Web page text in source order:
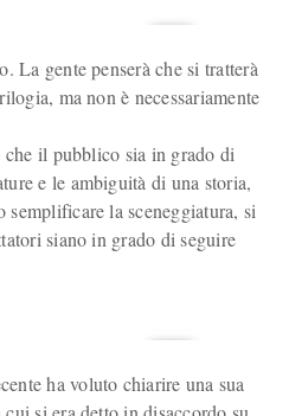
La gente penserà che si tratterà
ma non è necessariamente
il pubblico sia in grado di
e le ambiguità di una storia,
la sceneggiatura, si
siano in grado di seguire
ha voluto chiarire una sua